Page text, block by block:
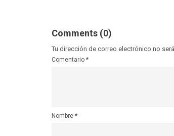
Comments (0)
Tu dirección de correo electrónico no
Comentario *
Nombre *